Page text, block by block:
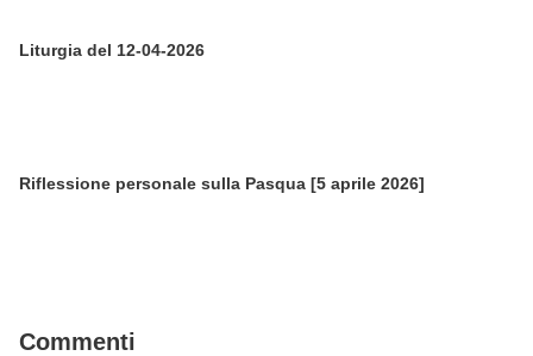
Liturgia del 12-04-2026
Riflessione personale sulla Pasqua [5 aprile 2026]
Commenti